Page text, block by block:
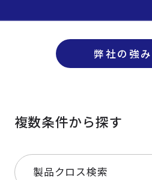
弊社の強み
複数条件から探す
製品クロス検索